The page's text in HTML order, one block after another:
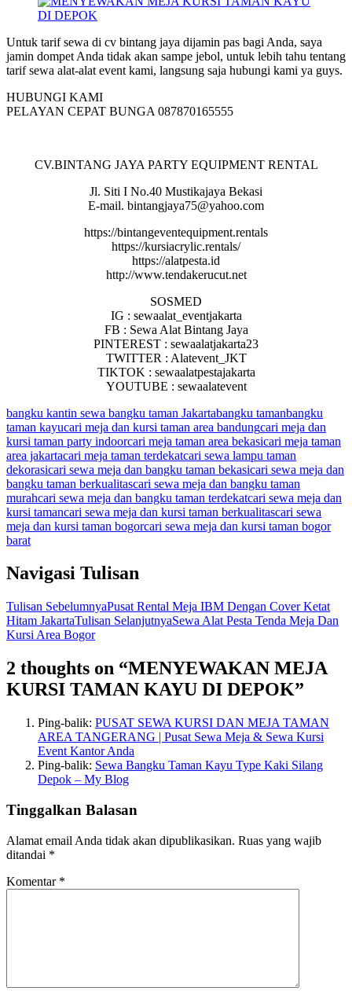
Untuk tarif sewa di cv bintang jaya dijamin pas bagi Anda, saya
jamin dompet Anda tidak akan sampe jebol, untuk lebih tahu tentang
tarif sewa alat-alat event kami, langsung saja hubungi kami ya guys.
HUBUNGI KAMI
PELAYAN CEPAT BUNGA 087870165555
CV.BINTANG JAYA PARTY EQUIPMENT RENTAL
Jl. Siti I No.40 Mustikajaya Bekasi
E-mail. bintangjaya75@yahoo.com
https://bintangeventequipment.rentals
https://kursiacrylic.rentals/
https://alatpesta.id
http://www.tendakerucut.net
SOSMED
IG : sewaalat_eventjakarta
FB : Sewa Alat Bintang Jaya
PINTEREST : sewaalatjakarta23
TWITTER : Alatevent_JKT
TIKTOK : sewaalatpestajakarta
YOUTUBE : sewaalatevent
bangku kantin sewa bangku taman Jakartabangku tamanbangku
taman kayucari meja dan kursi taman area bandungcari meja dan
kursi taman party indoorcari meja taman area bekasicari meja taman
area jakartacari meja taman terdekatcari sewa lampu taman
dekorasicari sewa meja dan bangku taman bekasicari sewa meja dan
bangku taman berkualitascari sewa meja dan bangku taman
murahcari sewa meja dan bangku taman terdekatcari sewa meja dan
kursi tamancari sewa meja dan kursi taman berkualitascari sewa
meja dan kursi taman bogorcari sewa meja dan kursi taman bogor
barat
Navigasi Tulisan
Tulisan SebelumnyaPusat Rental Meja IBM Dengan Cover Ketat
Hitam JakartaTulisan SelanjutnyaSewa Alat Pesta Tenda Meja Dan
Kursi Area Bogor
2 thoughts on “MENYEWAKAN MEJA
KURSI TAMAN KAYU DI DEPOK”
Ping-balik: PUSAT SEWA KURSI DAN MEJA TAMAN
AREA TANGERANG | Pusat Sewa Meja & Sewa Kursi
Event Kantor Anda
Ping-balik: Sewa Bangku Taman Kayu Type Kaki Silang
Depok – My Blog
Tinggalkan Balasan
Alamat email Anda tidak akan dipublikasikan. Ruas yang wajib
ditandai *
Komentar *